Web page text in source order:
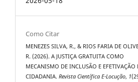
Como Citar
MENEZES SILVA, R., & RIOS FARIA DE
R. (2026). A JUSTIÇA GRATUITA COMO
MECANISMO DE INCLUSÃO E EFETIVAÇÃO
CIDADANIA.Revista Científica E-Locução, 1